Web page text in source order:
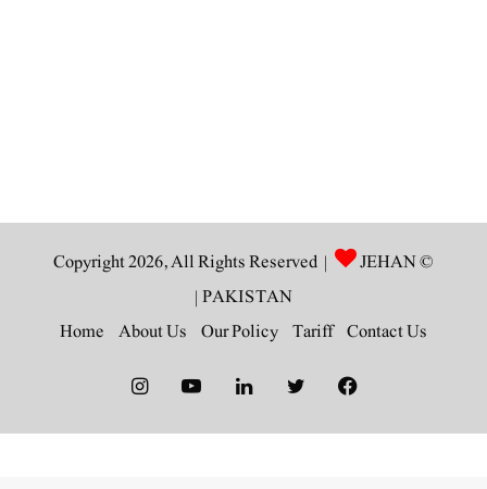
© Copyright 2026, All Rights Reserved |
JEHAN
PAKISTAN
|
Contact Us
Tariff
Our Policy
About Us
Home
Facebook
Twitter
LinkedIn
YouTube
Instagram